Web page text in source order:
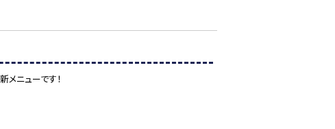
メニューです！